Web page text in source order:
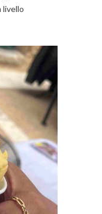
livello